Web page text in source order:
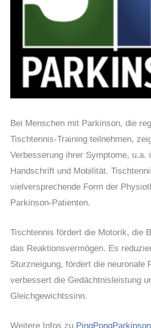
Bei Menschen mit Parkinson, die
Tischtennis-Training teilnehmen,
Verbesserung ihrer Symptome, u.a.
Handschrift und Mobilität.
vielversprechende Form der
Parkinson-Patienten.
Tischtennis fördert die Motorik, die
das Reaktionsvermögen. Es
Sturzneigung, fördert die neuronale
verbessert die Gedächtnisleistung
Gleichgewichtssinn.
Weitere Infos zu PingPongParkinson